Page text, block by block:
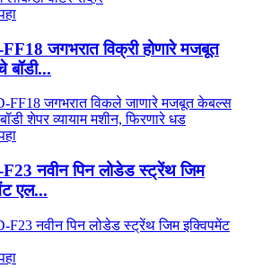
जगभरात विक्री होणारे मजबूत
नवीन पिन लोडेड स्ट्रेंथ जिम
एल...